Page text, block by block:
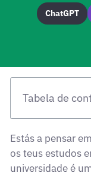
ChatGPT
Tabela de
Estás a pensar
os teus estudos
universidade é